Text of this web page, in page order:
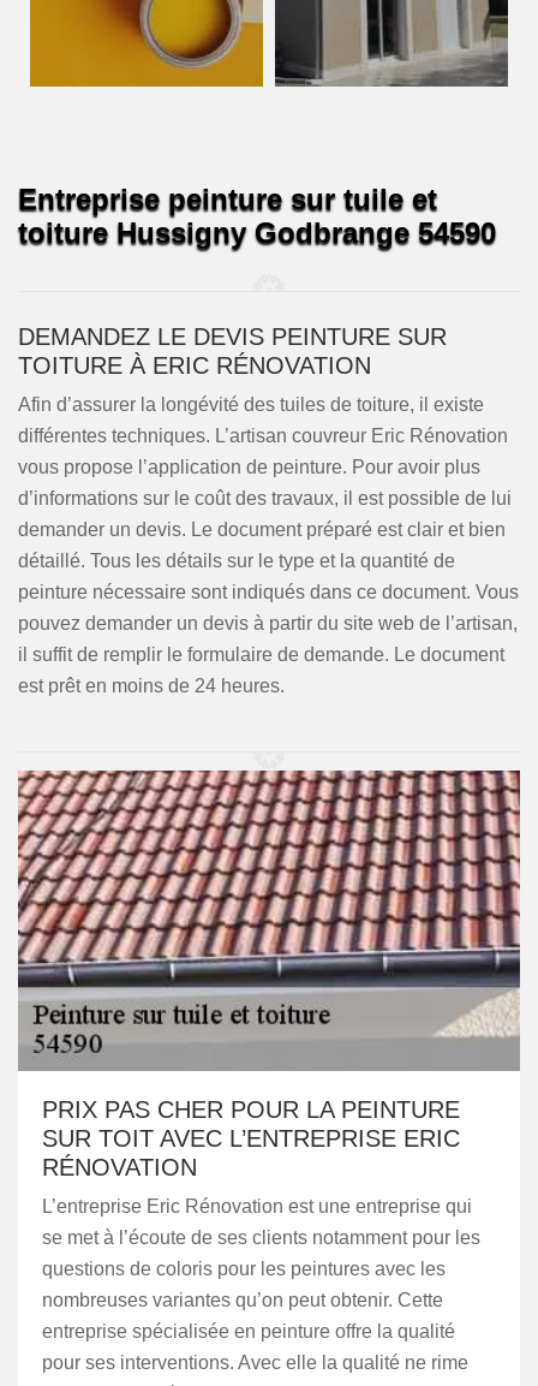
Entreprise peinture sur tuile et
toiture Hussigny Godbrange 54590
DEMANDEZ LE DEVIS PEINTURE SUR
TOITURE À ERIC RÉNOVATION
Afin d’assurer la longévité des tuiles de toiture, il existe
différentes techniques. L’artisan couvreur Eric Rénovation
vous propose l’application de peinture. Pour avoir plus
d’informations sur le coût des travaux, il est possible de lui
demander un devis. Le document préparé est clair et bien
détaillé. Tous les détails sur le type et la quantité de
peinture nécessaire sont indiqués dans ce document. Vous
pouvez demander un devis à partir du site web de l’artisan,
il suffit de remplir le formulaire de demande. Le document
est prêt en moins de 24 heures.
PRIX PAS CHER POUR LA PEINTURE
SUR TOIT AVEC L’ENTREPRISE ERIC
RÉNOVATION
L’entreprise Eric Rénovation est une entreprise qui
se met à l’écoute de ses clients notamment pour les
questions de coloris pour les peintures avec les
nombreuses variantes qu’on peut obtenir. Cette
entreprise spécialisée en peinture offre la qualité
pour ses interventions. Avec elle la qualité ne rime